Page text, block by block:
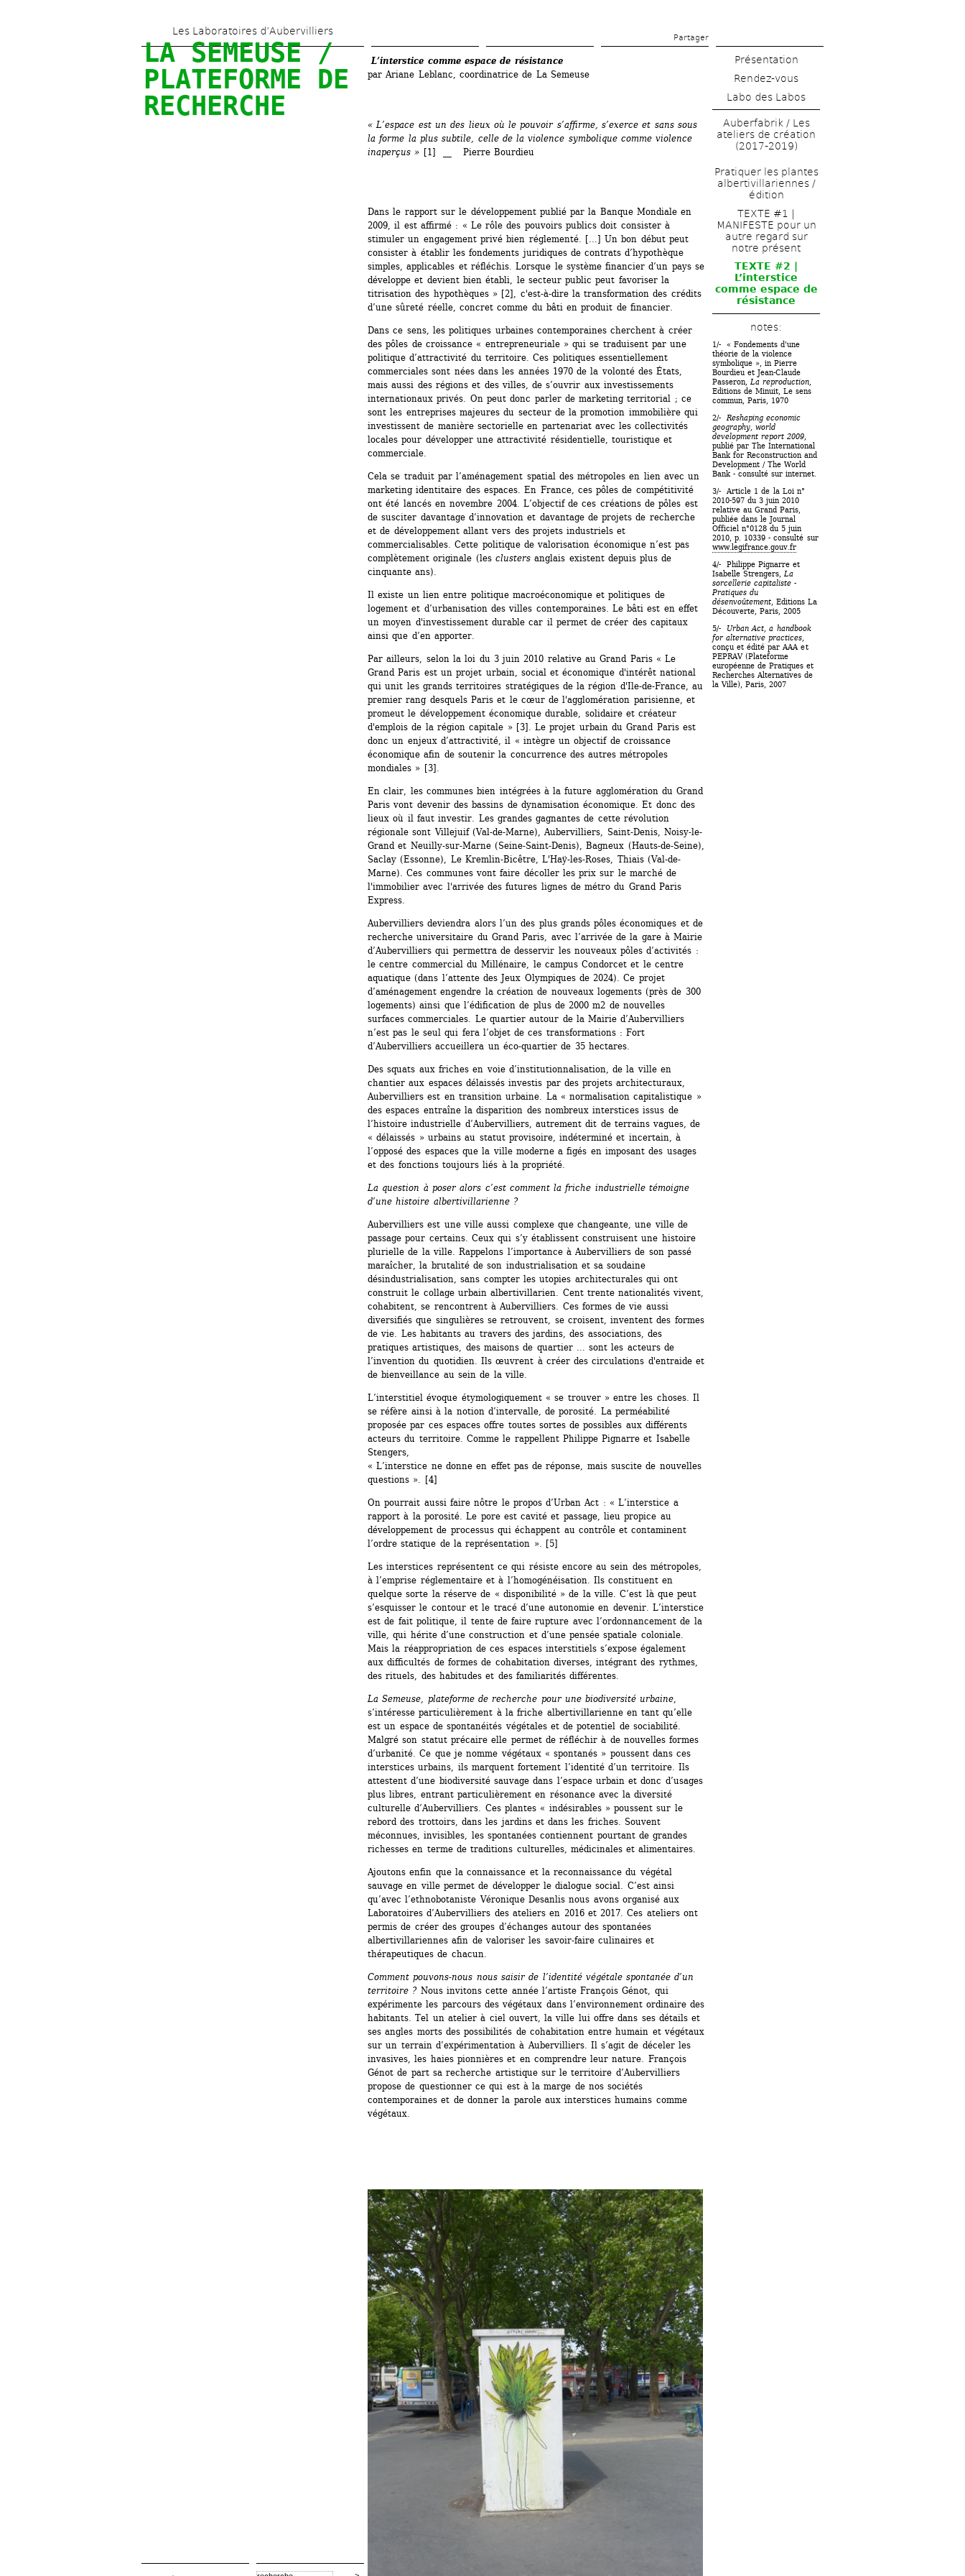
contenu
principal
Les Laboratoires d’Aubervilliers
Partager
LA SEMEUSE /
PLATEFORME DE
RECHERCHE
L’interstice comme espace de résistance
par Ariane Leblanc, coordinatrice de La Semeuse
« L’espace est un des lieux où le pouvoir s’affirme, s’exerce et sans sous
la forme la plus subtile, celle de la violence symbolique comme violence
inaperçus » [1] __ Pierre Bourdieu
Dans le rapport sur le développement publié par la Banque Mondiale en
2009, il est affirmé : « Le rôle des pouvoirs publics doit consister à
stimuler un engagement privé bien réglementé. [...] Un bon début peut
consister à établir les fondements juridiques de contrats d’hypothèque
simples, applicables et réfléchis. Lorsque le système financier d’un pays se
développe et devient bien établi, le secteur public peut favoriser la
titrisation des hypothèques » [2], c'est-à-dire la transformation des crédits
d’une sûreté réelle, concret comme du bâti en produit de financier.
Dans ce sens, les politiques urbaines contemporaines cherchent à créer
des pôles de croissance « entrepreneuriale » qui se traduisent par une
politique d’attractivité du territoire. Ces politiques essentiellement
commerciales sont nées dans les années 1970 de la volonté des États,
mais aussi des régions et des villes, de s’ouvrir aux investissements
internationaux privés. On peut donc parler de marketing territorial ; ce
sont les entreprises majeures du secteur de la promotion immobilière qui
investissent de manière sectorielle en partenariat avec les collectivités
locales pour développer une attractivité résidentielle, touristique et
commerciale.
Cela se traduit par l’aménagement spatial des métropoles en lien avec un
marketing identitaire des espaces. En France, ces pôles de compétitivité
ont été lancés en novembre 2004. L’objectif de ces créations de pôles est
de susciter davantage d’innovation et davantage de projets de recherche
et de développement allant vers des projets industriels et
commercialisables. Cette politique de valorisation économique n’est pas
complètement originale (les clustersanglais existent depuis plus de
cinquante ans).
Il existe un lien entre politique macroéconomique et politiques de
logement et d’urbanisation des villes contemporaines. Le bâti est en effet
un moyen d'investissement durable car il permet de créer des capitaux
ainsi que d’en apporter.
Par ailleurs, selon la loi du 3 juin 2010 relative au Grand Paris « Le
Grand Paris est un projet urbain, social et économique d'intérêt national
qui unit les grands territoires stratégiques de la région d'Ile-de-France, au
premier rang desquels Paris et le cœur de l'agglomération parisienne, et
promeut le développement économique durable, solidaire et créateur
d'emplois de la région capitale » [3]. Le projet urbain du Grand Paris est
donc un enjeux d’attractivité, il « intègre un objectif de croissance
économique afin de soutenir la concurrence des autres métropoles
mondiales » [3].
En clair, les communes bien intégrées à la future agglomération du Grand
Paris vont devenir des bassins de dynamisation économique. Et donc des
lieux où il faut investir. Les grandes gagnantes de cette révolution
régionale sont Villejuif (Val-de-Marne), Aubervilliers, Saint-Denis, Noisy-le-
Grand et Neuilly-sur-Marne (Seine-Saint-Denis), Bagneux (Hauts-de-Seine),
Saclay (Essonne), Le Kremlin-Bicêtre, L'Haÿ-les-Roses, Thiais (Val-de-
Marne). Ces communes vont faire décoller les prix sur le marché de
l'immobilier avec l'arrivée des futures lignes de métro du Grand Paris
Express.
Aubervilliers deviendra alors l’un des plus grands pôles économiques et de
recherche universitaire du Grand Paris, avec l’arrivée de la gare à Mairie
d’Aubervilliers qui permettra de desservir les nouveaux pôles d’activités :
le centre commercial du Millénaire, le campus Condorcet et le centre
aquatique (dans l’attente des Jeux Olympiques de 2024). Ce projet
d’aménagement engendre la création de nouveaux logements (près de 300
logements) ainsi que l’édification de plus de 2000 m2 de nouvelles
surfaces commerciales. Le quartier autour de la Mairie d’Aubervilliers
n’est pas le seul qui fera l’objet de ces transformations : Fort
d’Aubervilliers accueillera un éco-quartier de 35 hectares.
Des squats aux friches en voie d’institutionnalisation, de la ville en
chantier aux espaces délaissés investis par des projets architecturaux,
Aubervilliers est en transition urbaine. La « normalisation capitalistique »
des espaces entraîne la disparition des nombreux interstices issus de
l’histoire industrielle d’Aubervilliers, autrement dit de terrains vagues, de
« délaissés » urbains au statut provisoire, indéterminé et incertain, à
l’opposé des espaces que la ville moderne a figés en imposant des usages
et des fonctions toujours liés à la propriété.
La question à poser alors c’est comment la friche industrielle témoigne
d’une histoire albertivillarienne ?
Aubervilliers est une ville aussi complexe que changeante, une ville de
passage pour certains. Ceux qui s’y établissent construisent une histoire
plurielle de la ville. Rappelons l’importance à Aubervilliers de son passé
maraîcher, la brutalité de son industrialisation et sa soudaine
désindustrialisation, sans compter les utopies architecturales qui ont
construit le collage urbain albertivillarien. Cent trente nationalités vivent,
cohabitent, se rencontrent à Aubervilliers. Ces formes de vie aussi
diversifiés que singulières se retrouvent, se croisent, inventent des formes
de vie. Les habitants au travers des jardins, des associations, des
pratiques artistiques, des maisons de quartier … sont les acteurs de
l’invention du quotidien. Ils œuvrent à créer des circulations d'entraide et
de bienveillance au sein de la ville.
L’interstitiel évoque étymologiquement « se trouver » entre les choses. Il
se réfère ainsi à la notion d’intervalle, de porosité. La perméabilité
proposée par ces espaces offre toutes sortes de possibles aux différents
acteurs du territoire. Comme le rappellent Philippe Pignarre et Isabelle
Stengers,
« L’interstice ne donne en effet pas de réponse, mais suscite de nouvelles
questions ». [4]
On pourrait aussi faire nôtre le propos d’Urban Act : « L’interstice a
rapport à la porosité. Le pore est cavité et passage, lieu propice au
développement de processus qui échappent au contrôle et contaminent
l’ordre statique de la représentation ». [5]
Les interstices représentent ce qui résiste encore au sein des métropoles,
à l’emprise réglementaire et à l’homogénéisation. Ils constituent en
quelque sorte la réserve de « disponibilité » de la ville. C’est là que peut
s’esquisser le contour et le tracé d’une autonomie en devenir. L’interstice
est de fait politique, il tente de faire rupture avec l’ordonnancement de la
ville, qui hérite d’une construction et d’une pensée spatiale coloniale.
Mais la réappropriation de ces espaces interstitiels s’expose également
aux difficultés de formes de cohabitation diverses, intégrant des rythmes,
des rituels, des habitudes et des familiarités différentes.
La Semeuse, plateforme de recherche pour une biodiversité urbaine,
s’intéresse particulièrement à la friche albertivillarienne en tant qu’elle
est un espace de spontanéités végétales et de potentiel de sociabilité.
Malgré son statut précaire elle permet de réfléchir à de nouvelles formes
d’urbanité. Ce que je nomme végétaux « spontanés » poussent dans ces
interstices urbains, ils marquent fortement l’identité d’un territoire. Ils
attestent d’une biodiversité sauvage dans l’espace urbain et donc d’usages
plus libres, entrant particulièrement en résonance avec la diversité
culturelle d’Aubervilliers. Ces plantes « indésirables » poussent sur le
rebord des trottoirs, dans les jardins et dans les friches. Souvent
méconnues, invisibles, les spontanées contiennent pourtant de grandes
richesses en terme de traditions culturelles, médicinales et alimentaires.
Ajoutons enfin que la connaissance et la reconnaissance du végétal
sauvage en ville permet de développer le dialogue social. C’est ainsi
qu’avec l’ethnobotaniste Véronique Desanlis nous avons organisé aux
Laboratoires d’Aubervilliers des ateliers en 2016 et 2017. Ces ateliers ont
permis de créer des groupes d’échanges autour des spontanées
albertivillariennes afin de valoriser les savoir-faire culinaires et
thérapeutiques de chacun.
Comment pouvons-nous nous saisir de l’identité végétale spontanée d’un
territoire ?Nous invitons cette année l’artiste François Génot, qui
expérimente les parcours des végétaux dans l’environnement ordinaire des
habitants. Tel un atelier à ciel ouvert, la ville lui offre dans ses détails et
ses angles morts des possibilités de cohabitation entre humain et végétaux
sur un terrain d’expérimentation à Aubervilliers. Il s’agit de déceler les
invasives, les haies pionnières et en comprendre leur nature. François
Génot de part sa recherche artistique sur le territoire d’Aubervilliers
propose de questionner ce qui est à la marge de nos sociétés
contemporaines et de donner la parole aux interstices humains comme
végétaux.
Présentation
Rendez-vous
Labo des Labos
Auberfabrik / Les
ateliers de création
(2017-2019)
Pratiquer les plantes
albertivillariennes /
édition
TEXTE #1 |
MANIFESTE pour un
autre regard sur
notre présent
TEXTE #2 |
L’interstice
comme espace de
résistance
notes:
1/- « Fondements d'une
théorie de la violence
symbolique », in Pierre
Bourdieu et Jean-Claude
Passeron, La reproduction,
Editions de Minuit, Le sens
commun, Paris, 1970
2/- Reshaping economic
geography, world
development report 2009,
publié par The International
Bank for Reconstruction and
Development / The World
Bank - consulté sur internet.
3/- Article 1 de la Loi n°
2010-597 du 3 juin 2010
relative au Grand Paris,
publiée dans le Journal
Officiel n°0128 du 5 juin
2010, p. 10339 - consulté sur
www.legifrance.gouv.fr
4/- Philippe Pignarre et
Isabelle Strengers, La
sorcellerie capitaliste -
Pratiques du
désenvoûtement, Editions La
Découverte, Paris, 2005
5/- Urban Act, a handbook
for alternative practices,
conçu et édité par AAA et
PEPRAV (Plateforme
européenne de Pratiques et
Recherches Alternatives de
la Ville), Paris, 2007